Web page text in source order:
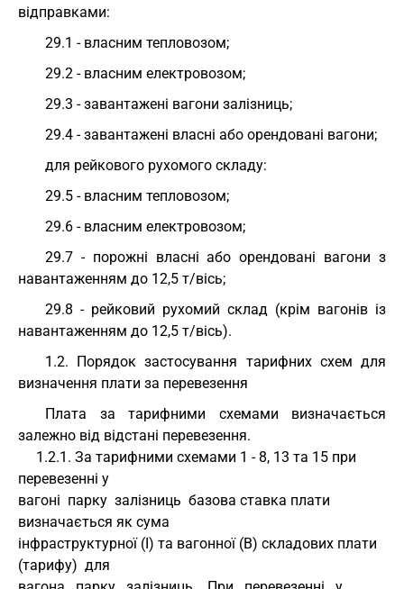
відправками:
29.1 - власним тепловозом;
29.2 - власним електровозом;
29.3 - завантажені вагони залізниць;
29.4 - завантажені власні або орендовані вагони;
для рейкового рухомого складу:
29.5 - власним тепловозом;
29.6 - власним електровозом;
29.7 - порожні власні або орендовані вагони з
навантаженням до 12,5 т/вісь;
29.8 - рейковий рухомий склад (крім вагонів із
навантаженням до 12,5 т/вісь).
1.2. Порядок застосування тарифних схем для
визначення плати за перевезення
Плата за тарифними схемами визначається
залежно від відстані перевезення.
перевезенні у
вагоні  парку  залізниць  базова ставка плати
визначається як сума
інфраструктурної (І) та вагонної (В) складових плати
(тарифу)  для